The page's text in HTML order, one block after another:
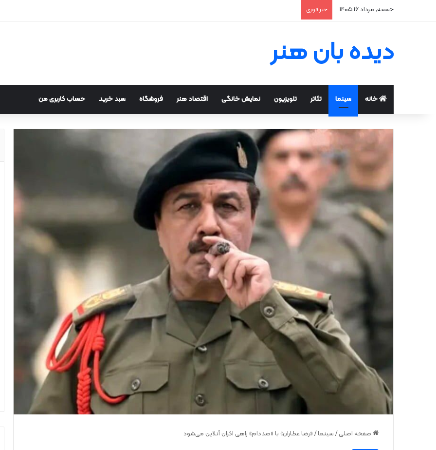
جمعه, مرداد ۱۶ ۱۴۰۵ خبر فوری
دیده بان هنر
خانه سینما تئاتر تلویزیون نمایش خانگی اقتصاد هنر فروشگاه سبد خرید حساب کاربری من
صفحه اصلی / سینما / «رضا عطاران» با «صددام» راهی اکران آنلاین می‌شود